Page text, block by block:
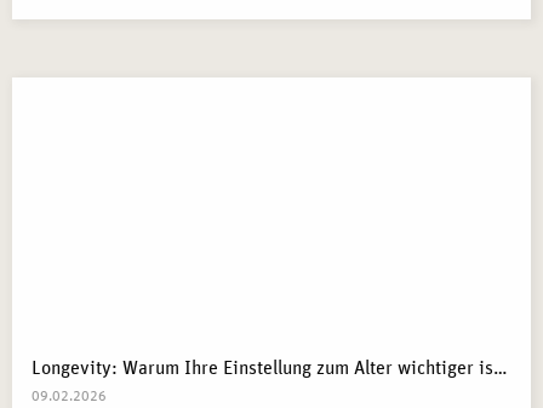
Longevity: Warum Ihre Einstellung zum Alter wichtiger ist als Ihre Gene
09.02.2026